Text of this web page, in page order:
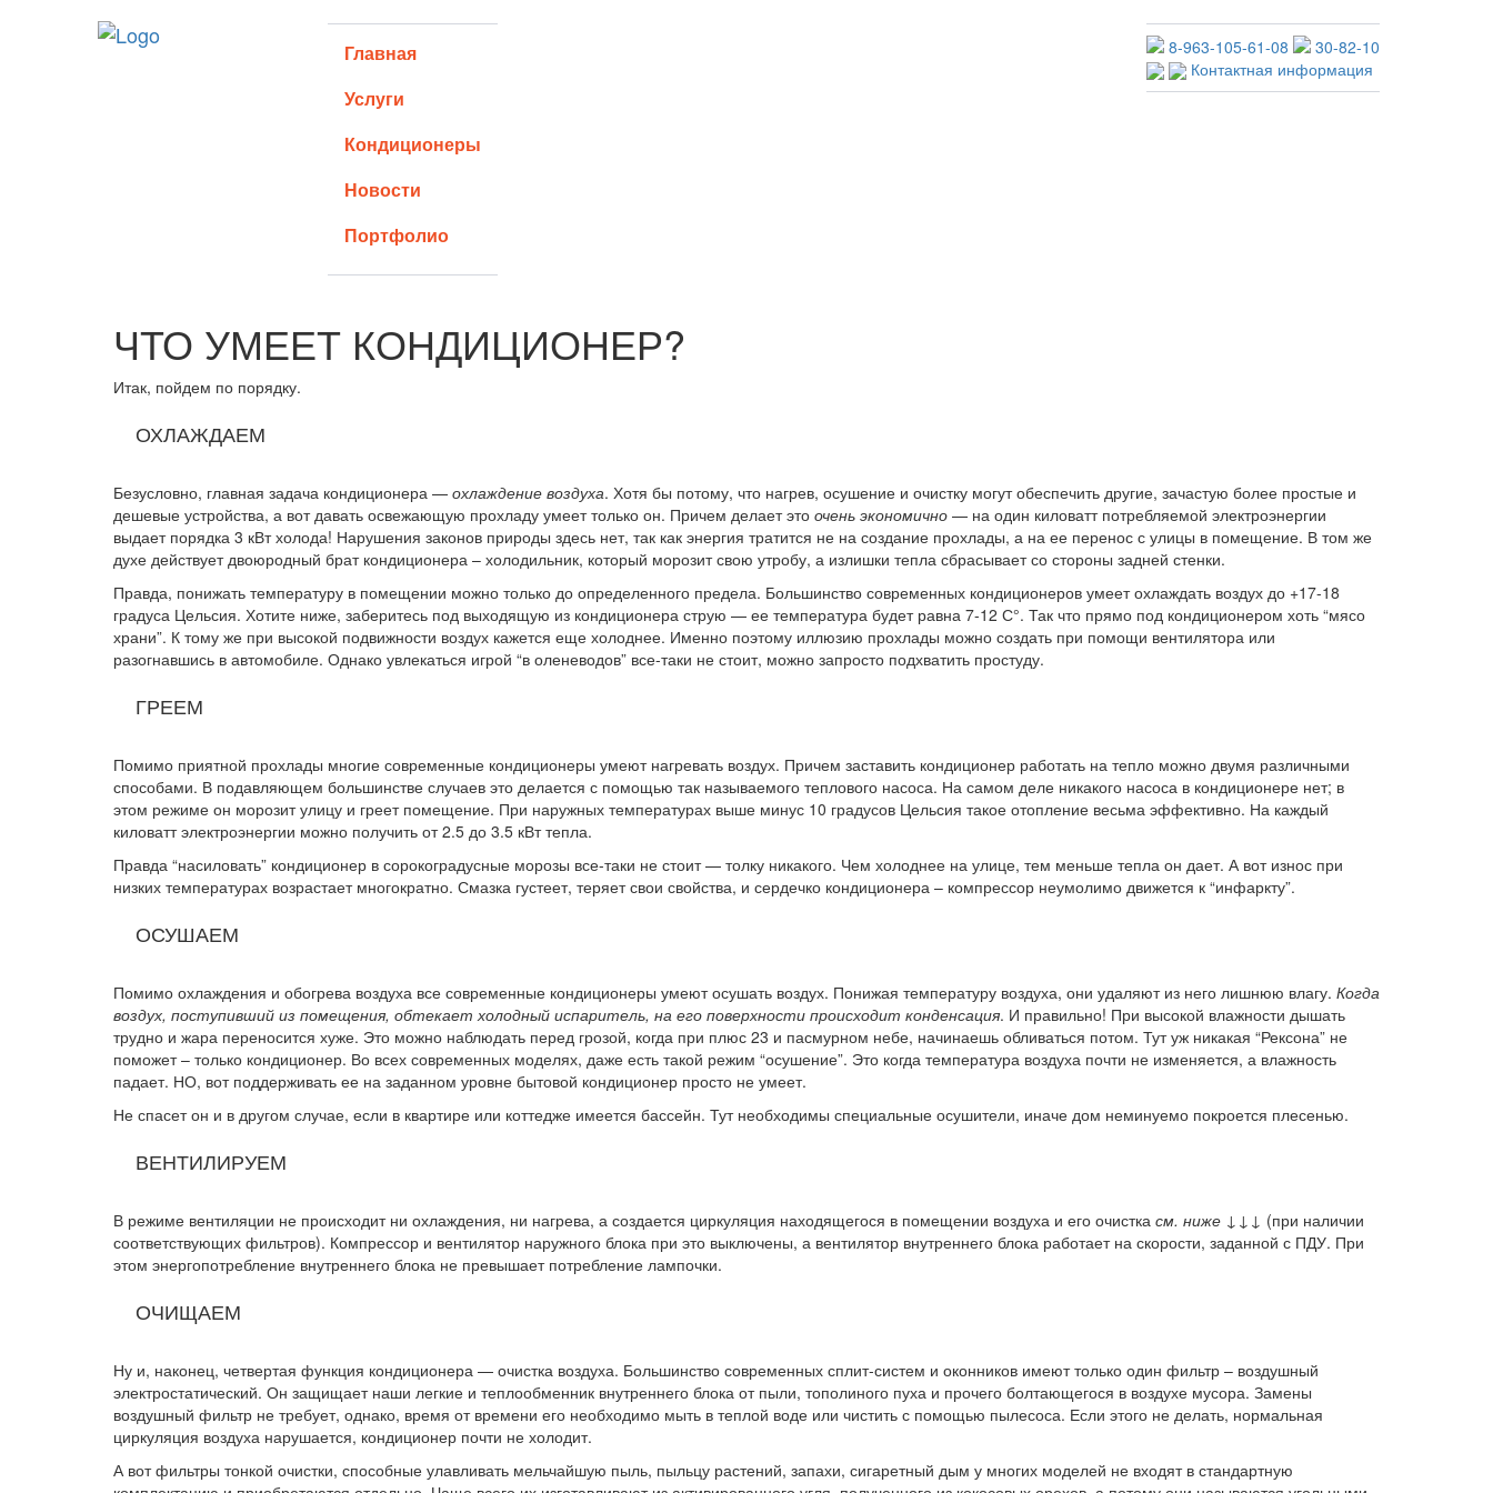
Главная
Услуги
Кондиционеры
Новости
Портфолио
8-963-105-61-08
30-82-10
Контактная информация
ЧТО
УМЕЕТ
ЧТО УМЕЕТ КОНДИЦИОНЕР?
Итак, пойдем по порядку.
ОХЛАЖДАЕМ
Безусловно, главная задача кондиционера — охлаждение воздуха. Хотя бы потому, что нагрев, осушение и очистку могут обеспечить другие, зачастую более простые и
дешевые устройства, а вот давать освежающую прохладу умеет только он. Причем делает это очень экономично — на один киловатт потребляемой электроэнергии
выдает порядка 3 кВт холода! Нарушения законов природы здесь нет, так как энергия тратится не на создание прохлады, а на ее перенос с улицы в помещение. В том же
духе действует двоюродный брат кондиционера – холодильник, который морозит свою утробу, а излишки тепла сбрасывает со стороны задней стенки.
Правда, понижать температуру в помещении можно только до определенного предела. Большинство современных кондиционеров умеет охлаждать воздух до +17-18
градуса Цельсия. Хотите ниже, заберитесь под выходящую из кондиционера струю — ее температура будет равна 7-12 С°. Так что прямо под кондиционером хоть “мясо
храни”. К тому же при высокой подвижности воздух кажется еще холоднее. Именно поэтому иллюзию прохлады можно создать при помощи вентилятора или
разогнавшись в автомобиле. Однако увлекаться игрой “в оленеводов” все-таки не стоит, можно запросто подхватить простуду.
ГРЕЕМ
Помимо приятной прохлады многие современные кондиционеры умеют нагревать воздух. Причем заставить кондиционер работать на тепло можно двумя различными
способами. В подавляющем большинстве случаев это делается с помощью так называемого теплового насоса. На самом деле никакого насоса в кондиционере нет; в
этом режиме он морозит улицу и греет помещение. При наружных температурах выше минус 10 градусов Цельсия такое отопление весьма эффективно. На каждый
киловатт электроэнергии можно получить от 2.5 до 3.5 кВт тепла.
Правда “насиловать” кондиционер в сорокоградусные морозы все-таки не стоит — толку никакого. Чем холоднее на улице, тем меньше тепла он дает. А вот износ при
низких температурах возрастает многократно. Смазка густеет, теряет свои свойства, и сердечко кондиционера – компрессор неумолимо движется к “инфаркту”.
ОСУШАЕМ
Помимо охлаждения и обогрева воздуха все современные кондиционеры умеют осушать воздух. Понижая температуру воздуха, они удаляют из него лишнюю влагу. Когда
воздух, поступивший из помещения, обтекает холодный испаритель, на его поверхности происходит конденсация. И правильно! При высокой влажности дышать
трудно и жара переносится хуже. Это можно наблюдать перед грозой, когда при плюс 23 и пасмурном небе, начинаешь обливаться потом. Тут уж никакая “Рексона” не
поможет – только кондиционер. Во всех современных моделях, даже есть такой режим “осушение”. Это когда температура воздуха почти не изменяется, а влажность
падает. НО, вот поддерживать ее на заданном уровне бытовой кондиционер просто не умеет.
Не спасет он и в другом случае, если в квартире или коттедже имеется бассейн. Тут необходимы специальные осушители, иначе дом неминуемо покроется плесенью.
ВЕНТИЛИРУЕМ
В режиме вентиляции не происходит ни охлаждения, ни нагрева, а создается циркуляция находящегося в помещении воздуха и его очистка см. ниже ↓↓↓ (при наличии
соответствующих фильтров). Компрессор и вентилятор наружного блока при это выключены, а вентилятор внутреннего блока работает на скорости, заданной с ПДУ. При
этом энергопотребление внутреннего блока не превышает потребление лампочки.
ОЧИЩАЕМ
Ну и, наконец, четвертая функция кондиционера — очистка воздуха. Большинство современных сплит-систем и оконников имеют только один фильтр – воздушный
электростатический. Он защищает наши легкие и теплообменник внутреннего блока от пыли, тополиного пуха и прочего болтающегося в воздухе мусора. Замены
воздушный фильтр не требует, однако, время от времени его необходимо мыть в теплой воде или чистить с помощью пылесоса. Если этого не делать, нормальная
циркуляция воздуха нарушается, кондиционер почти не холодит.
А вот фильтры тонкой очистки, способные улавливать мельчайшую пыль, пыльцу растений, запахи, сигаретный дым у многих моделей не входят в стандартную